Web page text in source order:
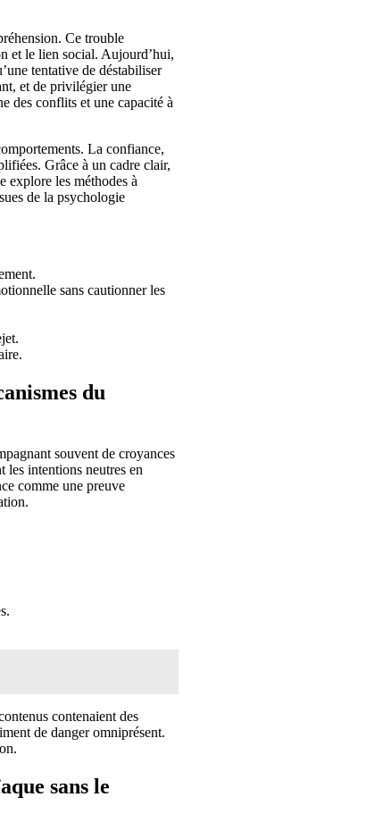
Ce trouble
et le lien social. Aujourd’hui,
tentative de déstabiliser
et de privilégier une
des conflits et une capacité à
La confiance,
Grâce à un cadre clair,
explore les méthodes à
de la psychologie
sans cautionner les
du
souvent de croyances
les intentions neutres en
comme une preuve
contenaient des
de danger omniprésent.
sans le